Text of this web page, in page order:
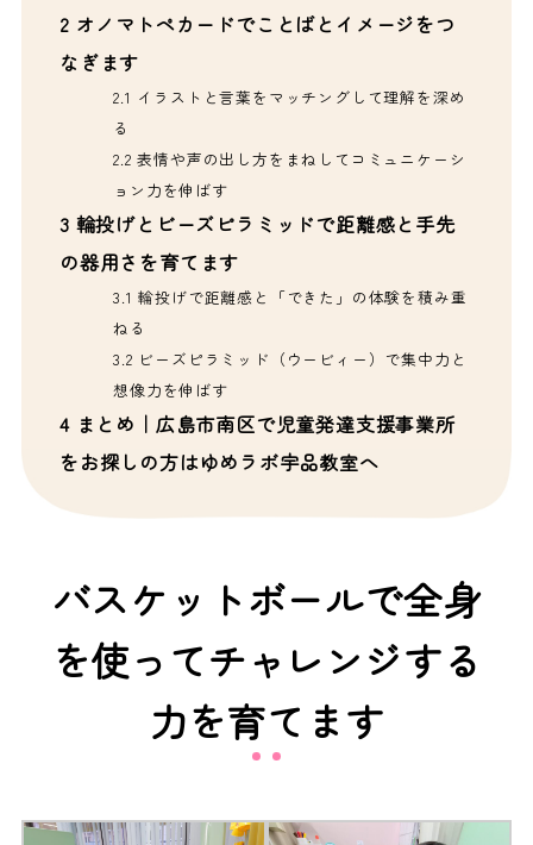
2 オノマトペカードでことばとイメージをつ
なぎます
2.1 イラストと言葉をマッチングして理解を深め
る
2.2 表情や声の出し方をまねしてコミュニケーシ
ョン力を伸ばす
3 輪投げとビーズピラミッドで距離感と手先
の器用さを育てます
3.1 輪投げで距離感と「できた」の体験を積み重
ねる
3.2 ビーズピラミッド（ウービィー）で集中力と
想像力を伸ばす
4まとめ｜広島市南区で児童発達支援事業所
をお探しの方はゆめラボ宇品教室へ
バスケットボールで全身
を使ってチャレンジする
力を育てます